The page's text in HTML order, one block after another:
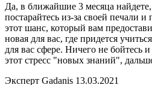
Да, в ближайшие 3 месяца
постарайтесь из-за своей печали
этот шанс, который вам
новая для вас, где придется
для вас сфере. Ничего не бойтесь
этот стресс "новых знаний",
Эксперт Gadanis 13.03.2021